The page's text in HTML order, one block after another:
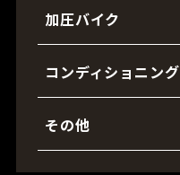
加圧バイク
コンディショニング
その他